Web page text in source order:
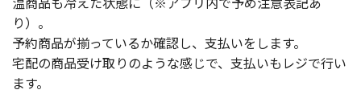
り）。
予約商品が揃っているか確認し、支払いをします。
宅配の商品受け取りのような感じで、支払いもレジで行い
ます。